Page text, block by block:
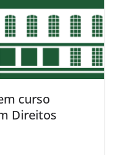
curso
Direitos